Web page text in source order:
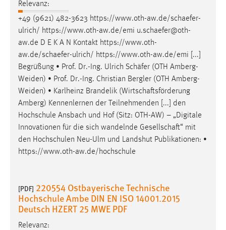
Relevanz:
+49 (9621) 482-3623 https://www.oth-aw.de/schaefer-
ulrich/ https://www.oth-aw.de/emi u.schaefer@oth-
aw.de D E K A N Kontakt https://www.oth-
aw.de/schaefer-ulrich/ https://www.oth-aw.de/emi [...]
Begrüßung • Prof. Dr.-Ing. Ulrich Schäfer (OTH Amberg-
Weiden) • Prof. Dr.-Ing. Christian Bergler (OTH Amberg-
Weiden) • Karlheinz Brandelik (Wirtschaftsförderung
Amberg) Kennenlernen der Teilnehmenden [...] den
Hochschule Ansbach und Hof (Sitz: OTH-AW) – „Digitale
Innovationen für die sich wandelnde Gesellschaft“ mit
den Hochschulen Neu-Ulm und Landshut Publikationen: •
https://www.oth-aw.de/hochschule
[PDF] 220554 Ostbayerische Technische
Hochschule Ambe DIN EN ISO 14001.2015
Deutsch HZERT 25 MWE PDF
Relevanz: